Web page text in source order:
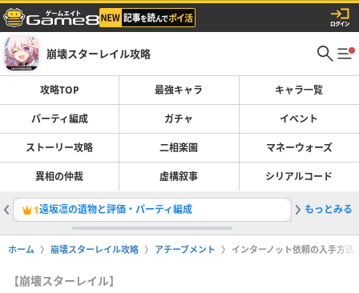
崩壊スターレイル攻略
攻略TOP 最強キャラ キャラ一覧
パーティ編成 ガチャ イベント
ストーリー攻略 二相楽園 マネーウォーズ
異相の仲裁 虚構叙事 シリアルコード
1遠坂凛の遺物と評価・パーティ編成 2ガチャ
もっとみる
ホーム 崩壊スターレイル攻略 アチーブメント インターノット依頼の入手方法
【崩壊スターレイル】